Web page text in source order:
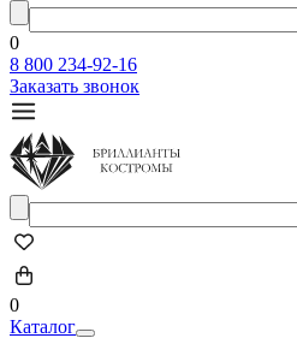
0
8 800 234-92-16
Заказать звонок
0
Каталог